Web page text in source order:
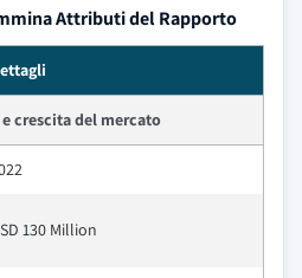
Attributi del Rapporto
crescita del mercato
130 Million